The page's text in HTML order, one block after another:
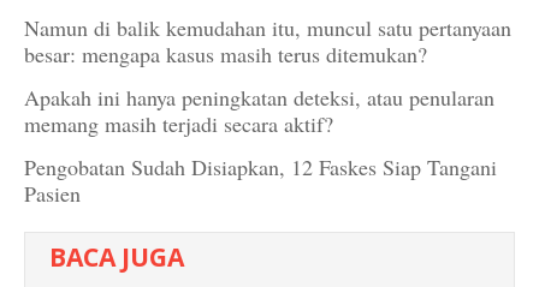
Namun di balik kemudahan itu, muncul satu pertanyaan
besar: mengapa kasus masih terus ditemukan?
Apakah ini hanya peningkatan deteksi, atau penularan
memang masih terjadi secara aktif?
Pengobatan Sudah Disiapkan, 12 Faskes Siap Tangani
Pasien
BACA JUGA